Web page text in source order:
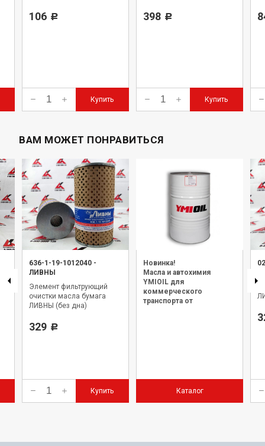
106 Р
Купить
398 Р
Купить
ВАМ МОЖЕТ ПОНРАВИТЬСЯ
636-1-19-1012040 -
ЛИВНЫ
Элемент фильтрующий
очистки масла бумага
ЛИВНЫ (без дна)
329 Р
Купить
Новинка!
Масла и автохимия
YMIOIL для
коммерческого
транспорта от
Каталог